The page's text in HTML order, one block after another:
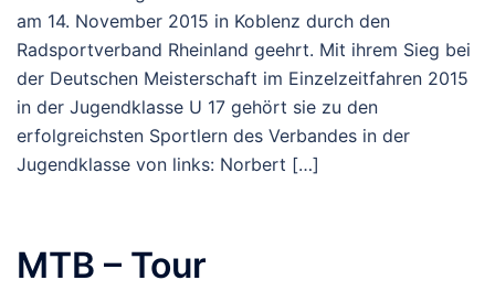
am 14. November 2015 in Koblenz durch den
Radsportverband Rheinland geehrt. Mit ihrem Sieg bei
der Deutschen Meisterschaft im Einzelzeitfahren 2015
in der Jugendklasse U 17 gehört sie zu den
erfolgreichsten Sportlern des Verbandes in der
Jugendklasse von links: Norbert […]
MTB – Tour